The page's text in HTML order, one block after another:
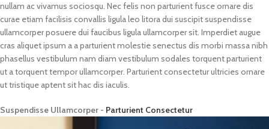
nullam ac vivamus sociosqu. Nec felis non parturient fusce ornare dis
curae etiam facilisis convallis ligula leo litora dui suscipit suspendisse
ullamcorper posuere dui faucibus ligula ullamcorper sit. Imperdiet augue
cras aliquet ipsum a a parturient molestie senectus dis morbi massa nibh
phasellus vestibulum nam diam vestibulum sodales torquent parturient
ut a torquent tempor ullamcorper. Parturient consectetur ultricies ornare
ut tristique aptent sit hac dis iaculis.
Suspendisse Ullamcorper - Parturient Consectetur